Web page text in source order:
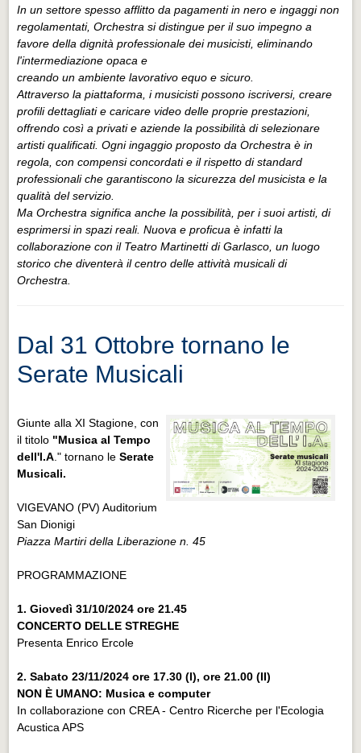
In un settore spesso afflitto da pagamenti in nero e ingaggi non
regolamentati, Orchestra si distingue per il suo impegno a
favore della dignità professionale dei musicisti, eliminando
l'intermediazione opaca e
creando un ambiente lavorativo equo e sicuro.
Attraverso la piattaforma, i musicisti possono iscriversi, creare
profili dettagliati e caricare video delle proprie prestazioni,
offrendo così a privati e aziende la possibilità di selezionare
artisti qualificati. Ogni ingaggio proposto da Orchestra è in
regola, con compensi concordati e il rispetto di standard
professionali che garantiscono la sicurezza del musicista e la
qualità del servizio.
Ma Orchestra significa anche la possibilità, per i suoi artisti, di
esprimersi in spazi reali. Nuova e proficua è infatti la
collaborazione con il Teatro Martinetti di Garlasco, un luogo
storico che diventerà il centro delle attività musicali di
Orchestra.
Dal 31 Ottobre tornano le
Serate Musicali
Giunte alla XI Stagione, con
il titolo "Musica al Tempo
dell'I.A ." tornano leSerate
Musicali.
VIGEVANO (PV) Auditorium
San Dionigi
Piazza Martiri della Liberazione n. 45
PROGRAMMAZIONE
1. Giovedì 31/10/2024 ore 21.45
CONCERTO DELLE STREGHE
Presenta Enrico Ercole
2. Sabato 23/11/2024 ore 17.30 (I), ore 21.00 (II)
NON È UMANO: Musica e computer
In collaborazione con CREA - Centro Ricerche per l'Ecologia
Acustica APS